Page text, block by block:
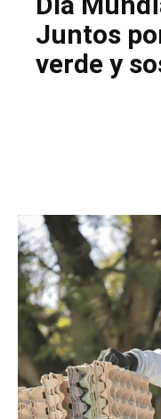
Juntos
verde y